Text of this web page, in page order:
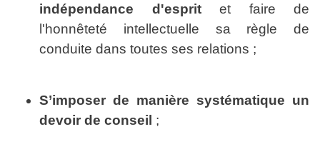
indépendance d'espritet faire de
l'honnêteté intellectuelle sa règle de
conduite dans toutes ses relations ;
S’imposer de manière systématique un
devoir de conseil ;